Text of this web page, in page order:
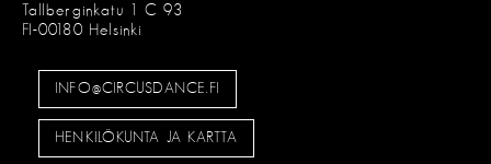
Tallberginkatu 1 C 93
FI-00180 Helsinki
INFO@CIRCUSDANCE.FI
HENKILÖKUNTA JA KARTTA